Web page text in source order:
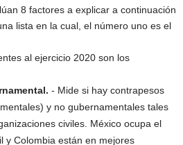
8 factores a explicar a continuación
lista en la cual, el número uno es el
al ejercicio 2020 son los
- Mide si hay contrapesos
y no gubernamentales tales
civiles. México ocupa el
y Colombia están en mejores